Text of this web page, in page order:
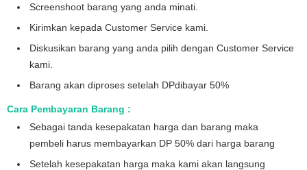
Screenshoot barang yang anda minati.
Kirimkan kepada Customer Service kami.
Diskusikan barang yang anda pilih dengan Customer Service
kami.
Barang akan diproses setelah DPdibayar 50%
Cara Pembayaran Barang :
Sebagai tanda kesepakatan harga dan barang maka
pembeli harus membayarkan DP 50% dari harga barang
Setelah kesepakatan harga maka kami akan langsung